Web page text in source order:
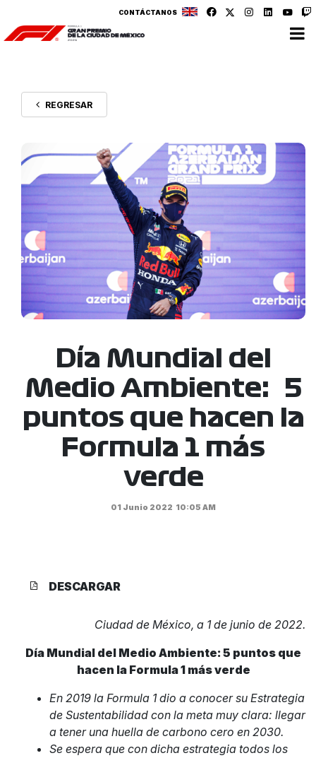
CONTÁCTANOS
REGRESAR
Día Mundial del
Medio Ambiente: 5
puntos que hacen la
Formula 1 más
verde
01 Junio 2022 10:05 AM
DESCARGAR
Ciudad de México, a 1 de junio de 2022.
Día Mundial del Medio Ambiente: 5 puntos que
hacen la Formula 1 más verde
En 2019 la Formula 1 dio a conocer su Estrategia
de Sustentabilidad con la meta muy clara: llegar
a tener una huella de carbono cero en 2030.
Se espera que con dicha estrategia todos los